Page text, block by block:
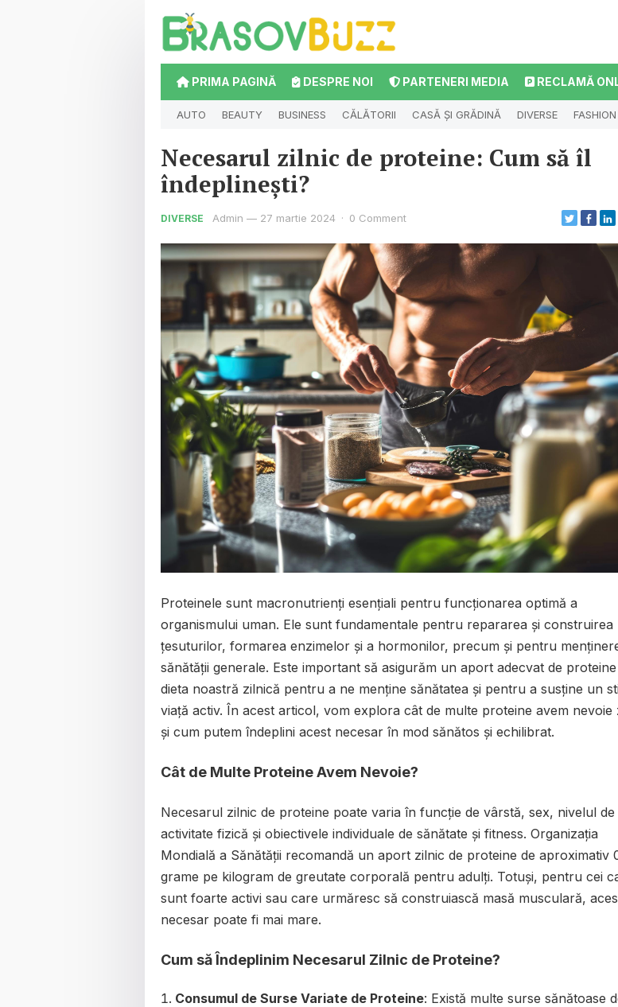
PRIMA PAGINĂ DESPRE NOI PARTENERI MEDIA RECLAMĂ
AUTO BEAUTY BUSINESS CĂLĂTORII CASĂ ȘI GRĂDINĂ DIVERSE FASHION
Necesarul zilnic de proteine: Cum să îl
îndeplinești?
DIVERSE Admin — 27 martie 2024 · 0 Comment
Proteinele sunt macronutrienți esențiali pentru funcționarea optimă a
organismului uman. Ele sunt fundamentale pentru repararea și construirea
țesuturilor, formarea enzimelor și a hormonilor, precum și pentru
sănătății generale. Este important să asigurăm un aport adecvat de
dieta noastră zilnică pentru a ne menține sănătatea și pentru a susține un
viață activ. În acest articol, vom explora cât de multe proteine avem nevoie
și cum putem îndeplini acest necesar în mod sănătos și echilibrat.
Cât de Multe Proteine Avem Nevoie?
Necesarul zilnic de proteine poate varia în funcție de vârstă, sex, nivelul de
activitate fizică și obiectivele individuale de sănătate și fitness. Organizația
Mondială a Sănătății recomandă un aport zilnic de proteine de aproximativ
grame pe kilogram de greutate corporală pentru adulți. Totuși, pentru cei
sunt foarte activi sau care urmăresc să construiască masă musculară,
necesar poate fi mai mare.
Cum să Îndeplinim Necesarul Zilnic de Proteine?
Consumul de Surse Variate de Proteine: Există multe surse sănătoase